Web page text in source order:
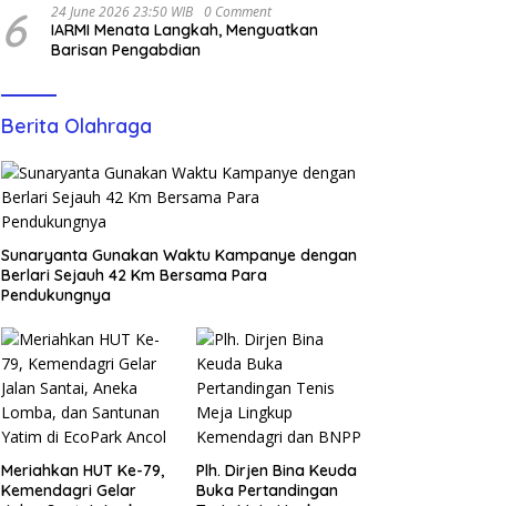
6 24 June 2026 23:50 WIB 0 Comment
IARMI Menata Langkah, Menguatkan
Barisan Pengabdian
Berita Olahraga
Sunaryanta Gunakan Waktu Kampanye dengan
Berlari Sejauh 42 Km Bersama Para
Pendukungnya
Meriahkan HUT Ke-79,
Kemendagri Gelar
Plh. Dirjen Bina Keuda
Buka Pertandingan